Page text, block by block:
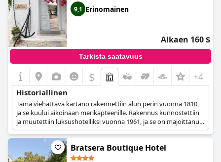
9,1 Erinomainen
Alkaen 160 $
Tarkista saatavuus
$ +4
Historiallinen
Tämä viehättävä kartano rakennettiin alun perin vuonna 1810,
ja se kuului aikoinaan merikapteenille. Rakennus kunnostettiin
ja muutettiin luksushotelliksi vuonna 1961, ja se on majoittanut
vuosikymmenten aikana monia kuuluisia henkilöitä, poliitikkoja
ja kirjailijoita. Ylellisen hotellin lisäksi kartanoa käytetään myös
taidenäyttelyiden, konferenssien ja häiden pitopaikkana, sillä se
on yksi saaren majesteettisimmista rakennuksista.
Bratsera Boutique Hotel